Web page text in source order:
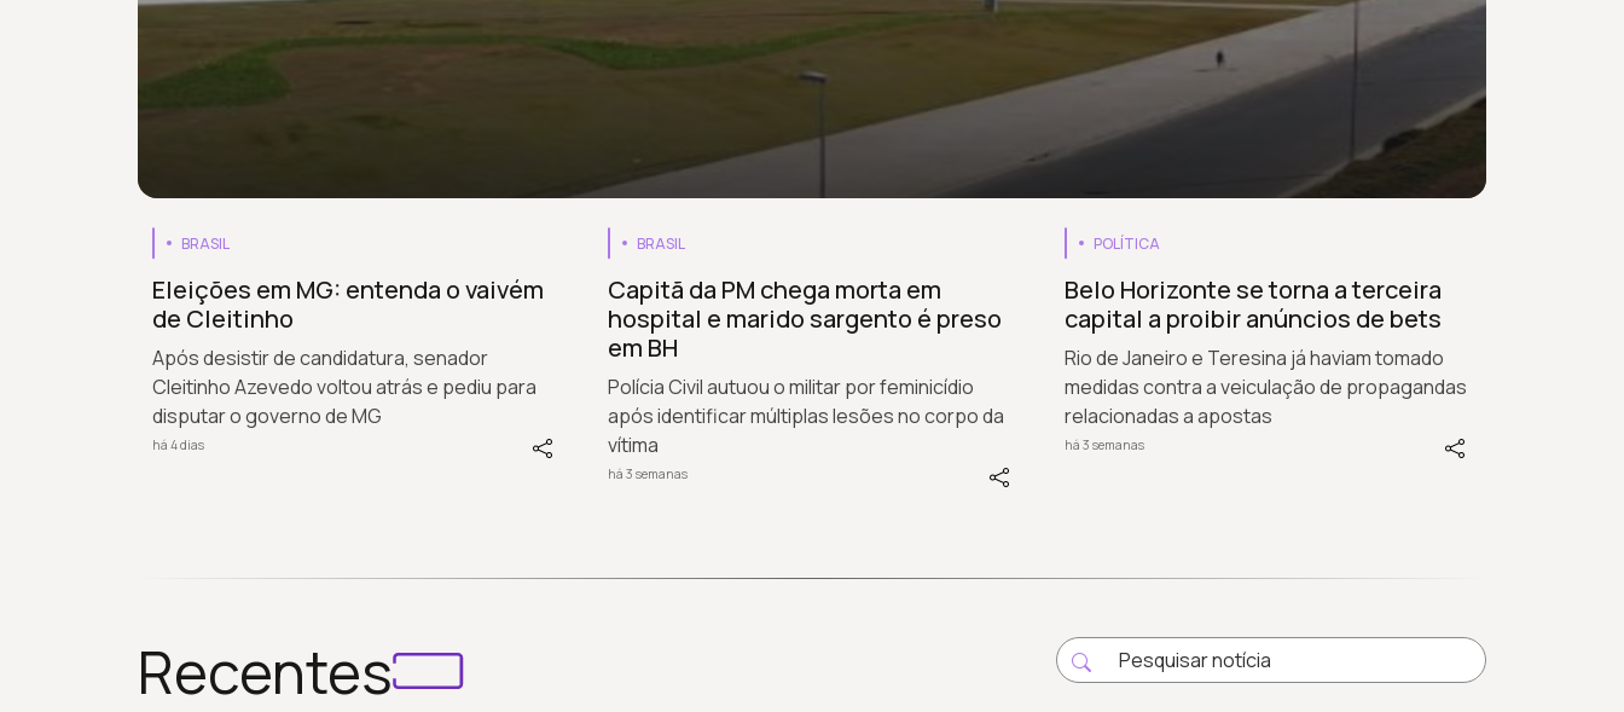
BRASIL
Eleições em MG: entenda o vaivém
de Cleitinho
Após desistir de candidatura, senador
Cleitinho Azevedo voltou atrás e pediu para
disputar o governo de MG
há 4 dias
BRASIL
Capitã da PM chega morta em
hospital e marido sargento é preso
em BH
Polícia Civil autuou o militar por feminicídio
após identificar múltiplas lesões no corpo da
vítima
há 3 semanas
POLÍTICA
Belo Horizonte se torna a terceira
capital a proibir anúncios de bets
Rio de Janeiro e Teresina já haviam tomado
medidas contra a veiculação de propagandas
relacionadas a apostas
há 3 semanas
Recentes